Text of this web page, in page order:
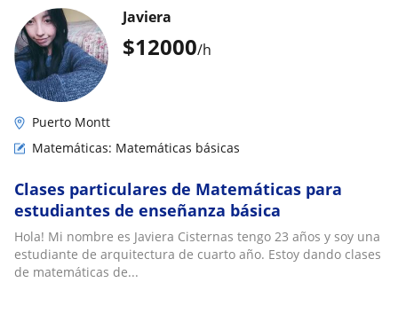
$12000/h
Javiera
Puerto Montt
Matemáticas: Matemáticas básicas
Clases particulares de Matemáticas para
estudiantes de enseñanza básica
Hola! Mi nombre es Javiera Cisternas tengo 23 años y soy una
estudiante de arquitectura de cuarto año. Estoy dando clases
de matemáticas de...